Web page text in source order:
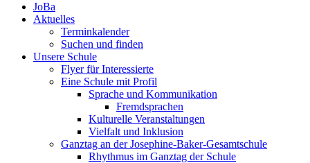
JoBa
Aktuelles
Terminkalender
Suchen und finden
Unsere Schule
Flyer für Interessierte
Eine Schule mit Profil
Sprache und Kommunikation
Fremdsprachen
Kulturelle Veranstaltungen
Vielfalt und Inklusion
Ganztag an der Josephine-Baker-Gesamtschule
Rhythmus im Ganztag der Schule